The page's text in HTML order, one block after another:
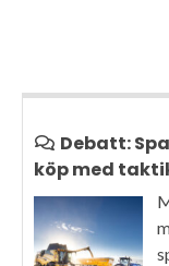
Debatt:
köp med